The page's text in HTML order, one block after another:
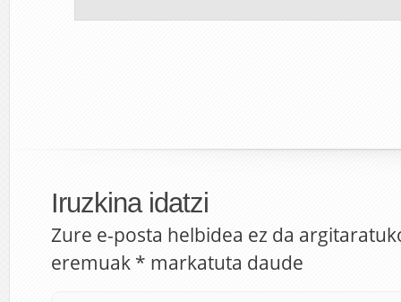
Iruzkina idatzi
Zure e-posta helbidea ez da
eremuak * markatuta daude